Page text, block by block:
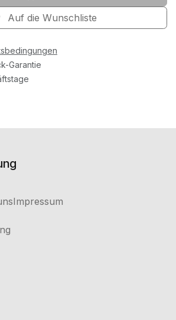
Auf die Wunschliste
Garantie
Impressum